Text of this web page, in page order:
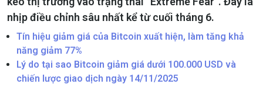
nhịp điều chỉnh sâu nhất kể từ cuối tháng 6.
Tín hiệu giảm giá của Bitcoin xuất hiện, làm tăng khả
năng giảm 77%
Lý do tại sao Bitcoin giảm giá dưới 100.000 USD và
chiến lược giao dịch ngày 14/11/2025